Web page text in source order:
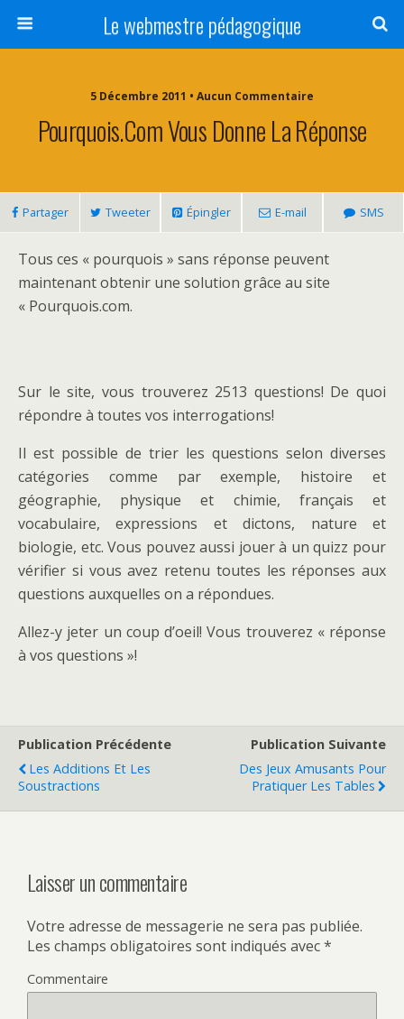
Le webmestre pédagogique
5 Décembre 2011 • Aucun Commentaire
Pourquois.com Vous Donne La Réponse
Partager Tweeter Épingler E-mail SMS
Tous ces « pourquois » sans réponse peuvent
maintenant obtenir une solution grâce au site
« Pourquois.com.
Sur le site, vous trouverez 2513 questions! De quoi
répondre à toutes vos interrogations!
Il est possible de trier les questions selon diverses
catégories comme par exemple, histoire et
géographie, physique et chimie, français et
vocabulaire, expressions et dictons, nature et
biologie, etc. Vous pouvez aussi jouer à un quizz pour
vérifier si vous avez retenu toutes les réponses aux
questions auxquelles on a répondues.
Allez-y jeter un coup d’oeil! Vous trouverez « réponse
à vos questions »!
Publication Précédente
Les Additions Et Les
Soustractions
Publication Suivante
Des Jeux Amusants Pour
Pratiquer Les Tables
Laisser un commentaire
Votre adresse de messagerie ne sera pas publiée.
Les champs obligatoires sont indiqués avec*
Commentaire